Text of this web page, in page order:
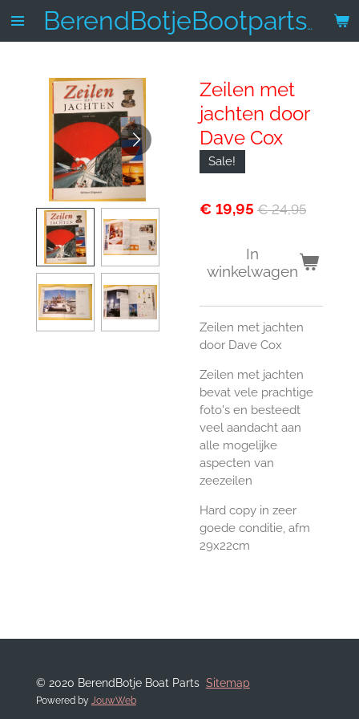
Ga
hoofdinhoud
BerendBotjeBootparts.nl
Zeilen met
jachten door
Dave Cox
Sale!
€ 19,95 € 24,95
In
winkelwagen
Zeilen met jachten
door Dave Cox
Zeilen met jachten
bevat vele prachtige
foto's en besteedt
veel aandacht aan
alle mogelijke
aspecten van
zeezeilen
Hard copy in zeer
goede conditie, afm
29x22cm
© 2020 BerendBotje Boat Parts Sitemap
Powered by JouwWeb